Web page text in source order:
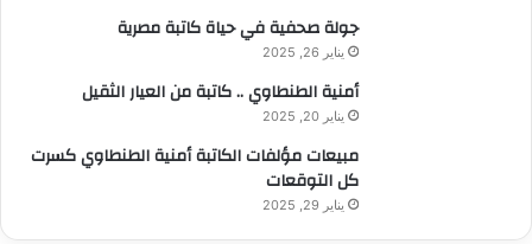
جولة صحفية في حياة كاتبة مصرية
يناير 26, 2025
أمنية الطنطاوي .. كاتبة من العيار الثقيل
يناير 20, 2025
مبيعات مؤلفات الكاتبة أمنية الطنطاوي كسرت
كل التوقعات
يناير 29, 2025